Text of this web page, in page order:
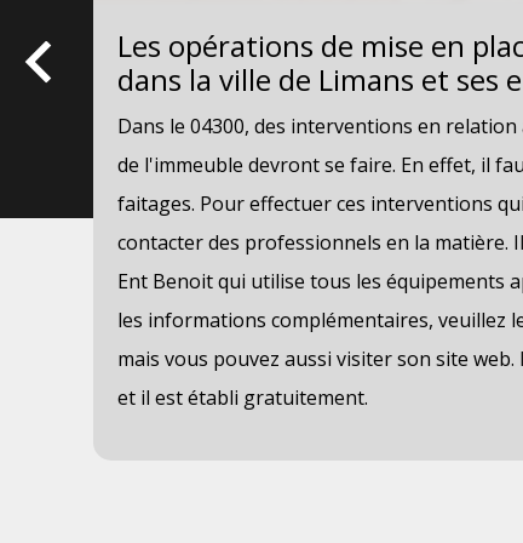
Les opérations de mise en
dans la ville de Limans et ses
Dans le 04300, des interventions en
de l'immeuble devront se faire. En effet, il
faitages. Pour effectuer ces interventions
contacter des professionnels en la matière.
Ent Benoit qui utilise tous les équipements
les informations complémentaires, veuillez
mais vous pouvez aussi visiter son site
et il est établi gratuitement.